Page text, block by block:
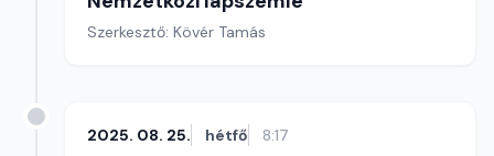
Szerkesztő: Kövér Tamás
2025. 08. 25. hétfő 8:17